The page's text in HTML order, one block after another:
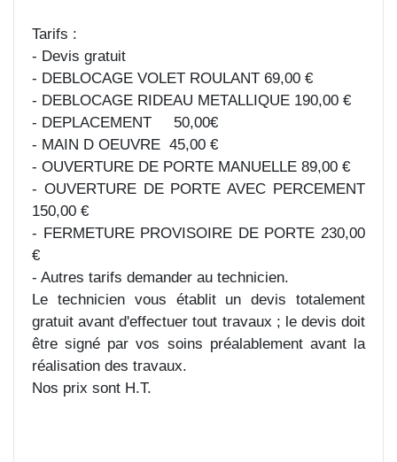
Tarifs :
- Devis gratuit
- DEBLOCAGE VOLET ROULANT 69,00 €
- DEBLOCAGE RIDEAU METALLIQUE 190,00 €
- DEPLACEMENT 50,00€
- MAIN D OEUVRE 45,00 €
- OUVERTURE DE PORTE MANUELLE 89,00 €
- OUVERTURE DE PORTE AVEC PERCEMENT
150,00 €
- FERMETURE PROVISOIRE DE PORTE 230,00
€
- Autres tarifs demander au technicien.
Le technicien vous établit un devis totalement
gratuit avant d'effectuer tout travaux ; le devis doit
être signé par vos soins préalablement avant la
réalisation des travaux.
Nos prix sont H.T.